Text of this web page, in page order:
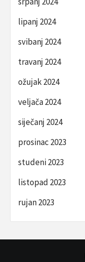
lipanj 2024
svibanj 2024
travanj 2024
ožujak 2024
veljača 2024
siječanj 2024
prosinac 2023
studeni 2023
listopad 2023
rujan 2023